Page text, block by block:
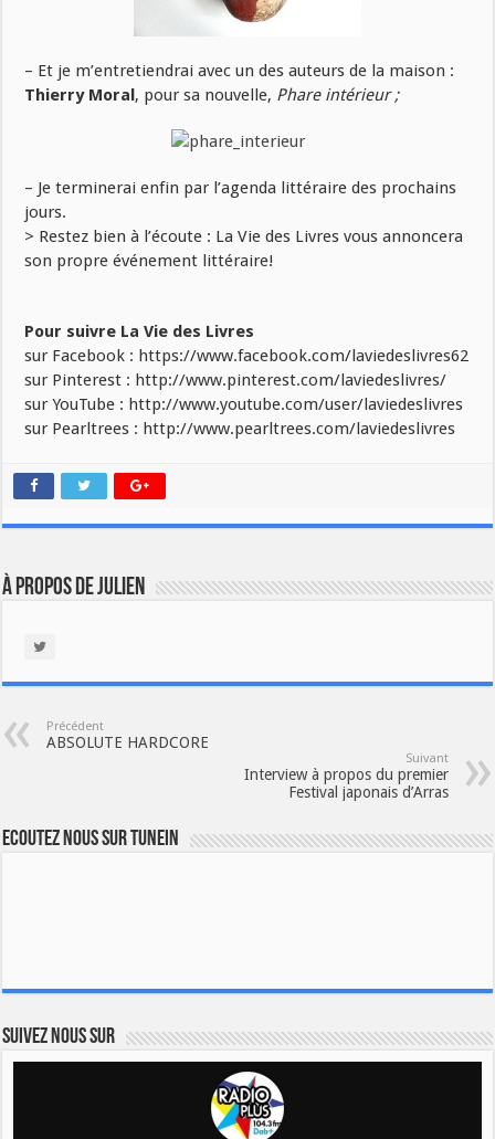
– Et je m’entretiendrai avec un des auteurs de la maison :
Thierry Moral , pour sa nouvelle, Phare intérieur ;
– Je terminerai enfin par l’agenda littéraire des prochains
jours.
> Restez bien à l’écoute : La Vie des Livres vous annoncera
son propre événement littéraire!
Pour suivre La Vie des Livres
sur Facebook : https://www.facebook.com/laviedeslivres62
sur Pinterest : http://www.pinterest.com/laviedeslivres/
sur YouTube : http://www.youtube.com/user/laviedeslivres
sur Pearltrees : http://www.pearltrees.com/laviedeslivres
À propos de Julien
Précédent
ABSOLUTE HARDCORE
Suivant
Interview à propos du premier
Festival japonais d’Arras
Ecoutez nous sur TuneIn
Suivez nous sur